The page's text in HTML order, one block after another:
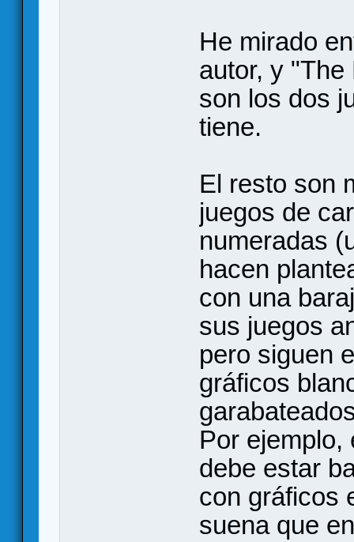
He mirado
autor, y
son los dos
tiene.
El resto son
juegos de
numeradas
hacen
con una
sus juegos
pero siguen
gráficos
Por ejemplo,
debe estar
con gráficos
suena que